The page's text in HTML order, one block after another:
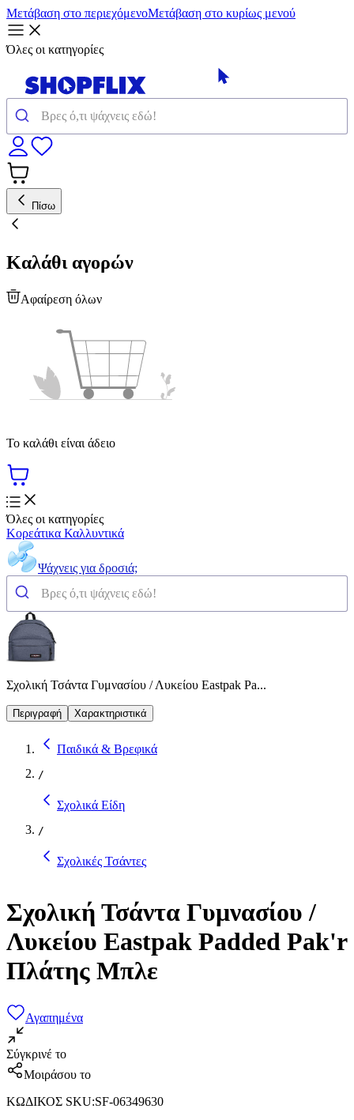
Μετάβαση στο περιεχόμενοΜετάβαση στο κυρίως μενού
Όλες οι κατηγορίες
Πίσω
Καλάθι αγορών
Αφαίρεση όλων
Το καλάθι είναι άδειο
Όλες οι κατηγορίες
Κορεάτικα Καλλυντικά
Ψάχνεις για δροσιά;
Σχολική Τσάντα Γυμνασίου / Λυκείου Eastpak Pa...
Περιγραφή Χαρακτηριστικά
Παιδικά & Βρεφικά
/
Σχολικά Είδη
/
Σχολικές Τσάντες
Σχολική Τσάντα Γυμνασίου /
Λυκείου Eastpak Padded Pak'r
Πλάτης Μπλε
Αγαπημένα
Σύγκρινέ το
Μοιράσου το
ΚΩΔΙΚΟΣ SKU:SF-06349630